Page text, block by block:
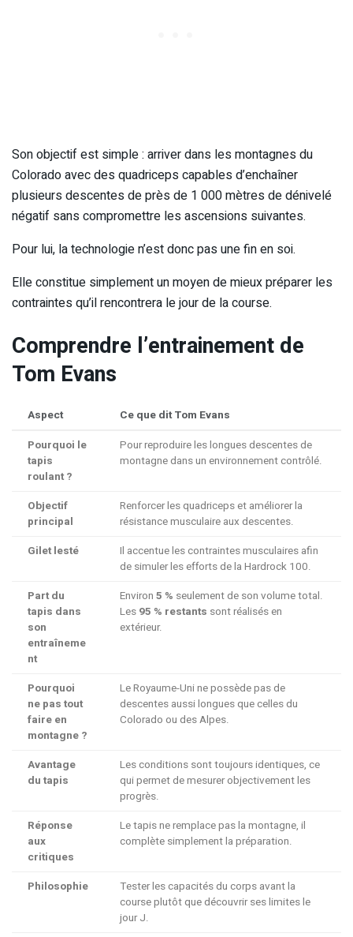
Son objectif est simple : arriver dans les montagnes du
Colorado avec des quadriceps capables d’enchaîner
plusieurs descentes de près de 1 000 mètres de dénivelé
négatif sans compromettre les ascensions suivantes.
Pour lui, la technologie n’est donc pas une fin en soi.
Elle constitue simplement un moyen de mieux préparer les
contraintes qu’il rencontrera le jour de la course.
Comprendre l’entrainement de
Tom Evans
Aspect
Ce que dit Tom Evans
Pourquoi le
tapis
roulant ?
Pour reproduire les longues descentes de
montagne dans un environnement contrôlé.
Objectif
principal
Renforcer les quadriceps et améliorer la
résistance musculaire aux descentes.
Gilet lesté
Il accentue les contraintes musculaires afin
de simuler les efforts de la Hardrock 100.
Part du
tapis dans
son
entraîneme
nt
Environ 5 % seulement de son volume total.
Les 95 % restants sont réalisés en
extérieur.
Pourquoi
ne pas tout
faire en
montagne ?
Le Royaume-Uni ne possède pas de
descentes aussi longues que celles du
Colorado ou des Alpes.
Avantage
du tapis
Les conditions sont toujours identiques, ce
qui permet de mesurer objectivement les
progrès.
Réponse
aux
critiques
Le tapis ne remplace pas la montagne, il
complète simplement la préparation.
Philosophie
Tester les capacités du corps avant la
course plutôt que découvrir ses limites le
jour J.